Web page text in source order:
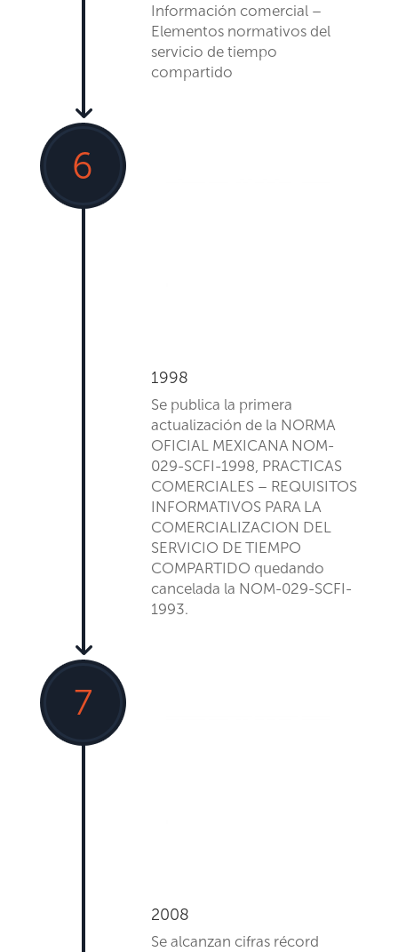
Información comercial –
Elementos normativos del
servicio de tiempo
compartido
6
1998
Sepublica la primera
actualización de la NORMA
OFICIAL MEXICANA NOM-
029-SCFI-1998, PRACTICAS
COMERCIALES – REQUISITOS
INFORMATIVOS PARA LA
COMERCIALIZACION DEL
SERVICIO DE TIEMPO
COMPARTIDO quedando
cancelada la NOM-029-SCFI-
1993.
7
2008
Sealcanzan cifras récord